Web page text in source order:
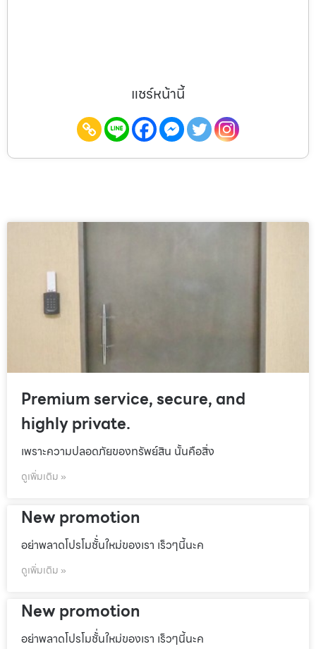
แชร์หน้านี้
Premium service, secure, and
highly private.
เพราะความปลอดภัยของทรัพย์สิน นั้นคือสิ่ง
ดูเพิ่มเติม »
New promotion
อย่าพลาดโปรโมชั้่นใหม่ของเรา เร็วๆนี้นะค
ดูเพิ่มเติม »
New promotion
อย่าพลาดโปรโมชั้่นใหม่ของเรา เร็วๆนี้นะค